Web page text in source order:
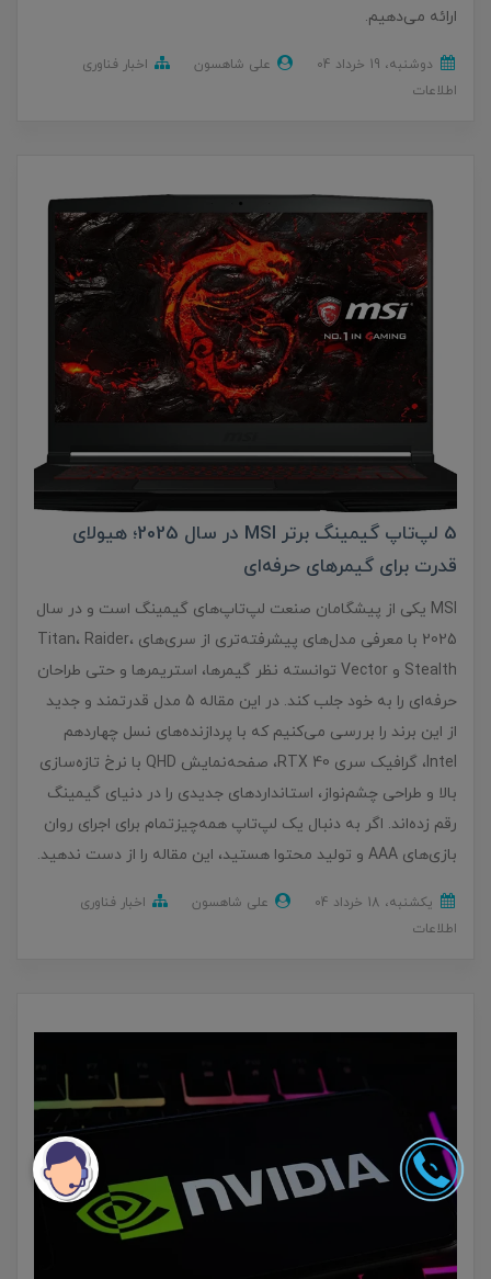
ارائه می‌دهیم.
دوشنبه، 19 خرداد 04 علی شاهسون
اخبار فناوری
اطلاعات
5 لپ‌تاپ گیمینگ برتر MSI در سال 2025؛ هیولای
قدرت برای گیمرهای حرفه‌ای
MSI یکی از پیشگامان صنعت لپ‌تاپ‌های گیمینگ است و در سال
2025 با معرفی مدل‌های پیشرفته‌تری از سری‌های Titan، Raider،
Stealth و Vector توانسته نظر گیمرها، استریمرها و حتی طراحان
حرفه‌ای را به خود جلب کند. در این مقاله 5 مدل قدرتمند و جدید
از این برند را بررسی می‌کنیم که با پردازنده‌های نسل چهاردهم
Intel، گرافیک سری RTX 40، صفحه‌نمایش QHD با نرخ تازه‌سازی
بالا و طراحی چشم‌نواز، استانداردهای جدیدی را در دنیای گیمینگ
رقم زده‌اند. اگر به دنبال یک لپ‌تاپ همه‌چیزتمام برای اجرای روان
بازی‌های AAA و تولید محتوا هستید، این مقاله را از دست ندهید.
یکشنبه، 18 خرداد 04 علی شاهسون
اخبار فناوری
اطلاعات